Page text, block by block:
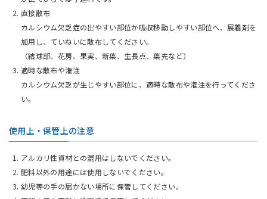
直接散布
カルシウム欠乏症の出やすい部位か吸収移動しやすい部位へ、展着剤を
加用し、ていねいに散布してください。
（結球部、花房、果実、新葉、生長点、葉先など）
適時な散布や潅注
カルシウム欠乏が生じやすい部位に、適時な散布や潅注を行ってくださ
い。
使用上・保管上の注意
アルカリ性資材との混用はしないでください。
肥料以外の用途には使用しないでください。
幼児等の手の届かない場所に保管してください。